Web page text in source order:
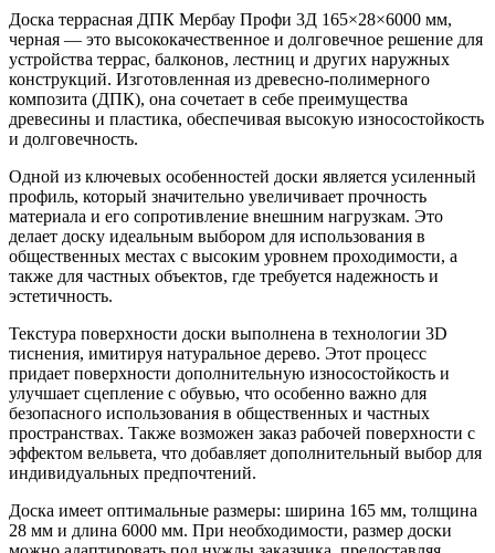
Доска террасная ДПК Мербау Профи 3Д 165×28×6000 мм,
черная — это высококачественное и долговечное решение для
устройства террас, балконов, лестниц и других наружных
конструкций. Изготовленная из древесно-полимерного
композита (ДПК), она сочетает в себе преимущества
древесины и пластика, обеспечивая высокую износостойкость
и долговечность.
Одной из ключевых особенностей доски является усиленный
профиль, который значительно увеличивает прочность
материала и его сопротивление внешним нагрузкам. Это
делает доску идеальным выбором для использования в
общественных местах с высоким уровнем проходимости, а
также для частных объектов, где требуется надежность и
эстетичность.
Текстура поверхности доски выполнена в технологии 3D
тиснения, имитируя натуральное дерево. Этот процесс
придает поверхности дополнительную износостойкость и
улучшает сцепление с обувью, что особенно важно для
безопасного использования в общественных и частных
пространствах. Также возможен заказ рабочей поверхности с
эффектом вельвета, что добавляет дополнительный выбор для
индивидуальных предпочтений.
Доска имеет оптимальные размеры: ширина 165 мм, толщина
28 мм и длина 6000 мм. При необходимости, размер доски